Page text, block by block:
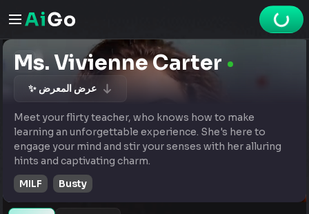
Ms. Vivienne Carter
✨ عرض المعرض
Meet your flirty teacher, who knows how to make
learning an unforgettable experience. She's here to
engage your mind and stir your senses with her alluring
hints and captivating charm.
MILF
Busty